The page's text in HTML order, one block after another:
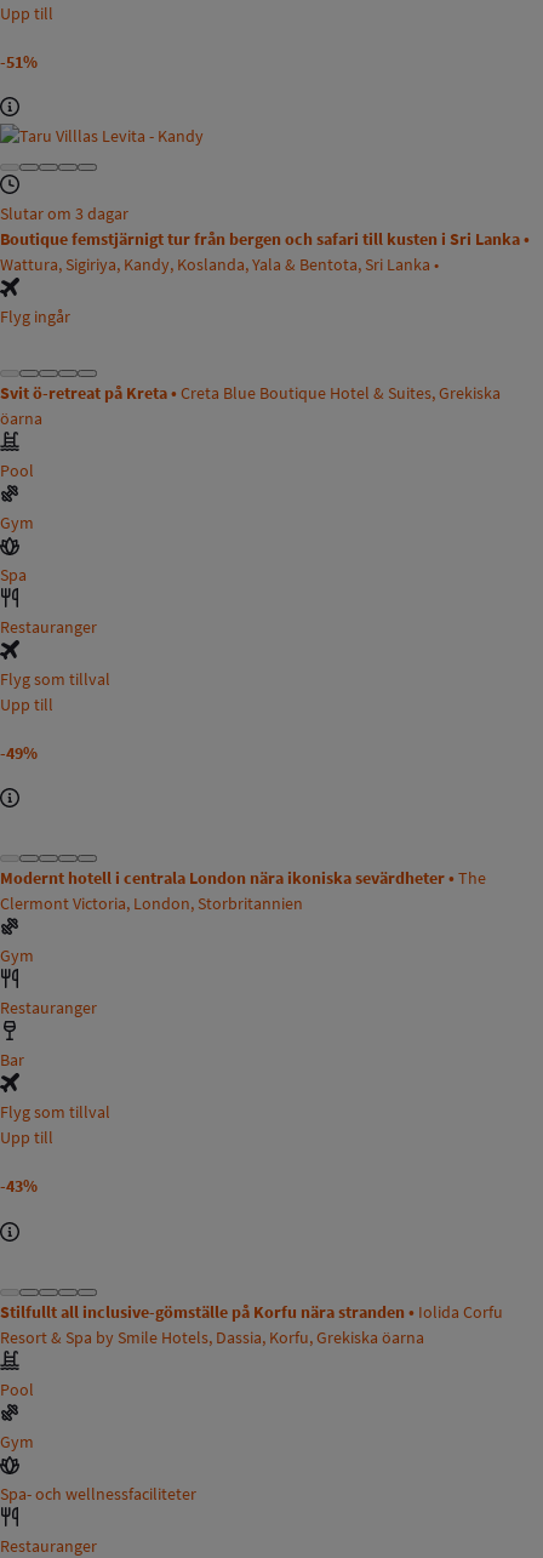
Upp till
-51%
Slutar om 3 dagar
Boutique femstjärnigt tur från bergen och safari till kusten i Sri Lanka •
Wattura, Sigiriya, Kandy, Koslanda, Yala & Bentota, Sri Lanka •
Flyg ingår
Svit ö-retreat på Kreta • Creta Blue Boutique Hotel & Suites, Grekiska
öarna
Pool
Gym
Spa
Restauranger
Flyg som tillval
Upp till
-49%
Modernt hotell i centrala London nära ikoniska sevärdheter • The
Clermont Victoria, London, Storbritannien
Gym
Restauranger
Bar
Flyg som tillval
Upp till
-43%
Stilfullt all inclusive-gömställe på Korfu nära stranden • Iolida Corfu
Resort & Spa by Smile Hotels, Dassia, Korfu, Grekiska öarna
Pool
Gym
Spa- och wellnessfaciliteter
Restauranger